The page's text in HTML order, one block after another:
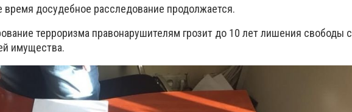
время досудебное расследование продолжается.
терроризма правонарушителям грозит до 10 лет лишения свободы с
имущества.